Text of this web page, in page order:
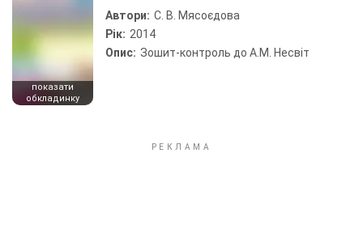
показати
обкладинку
Автори: С. В. Мясоєдова
Рік: 2014
Опис: Зошит-контроль до А.М. Несвіт